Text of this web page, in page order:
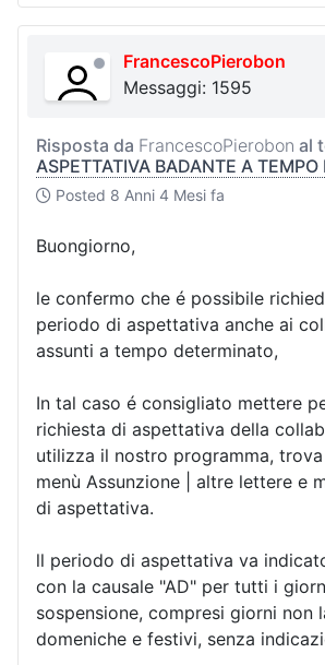
FrancescoPierobon
Messaggi: 1595
Risposta da FrancescoPierobon al
ASPETTATIVA BADANTE A TEMPO
Posted 8 Anni 4 Mesi fa
Buongiorno,
le confermo che é possibile
periodo di aspettativa anche ai
assunti a tempo determinato,
In tal caso é consigliato mettere
richiesta di aspettativa della
utilizza il nostro programma,
menù Assunzione | altre lettere e
di aspettativa.
ll periodo di aspettativa va
con la causale "AD" per tutti i
sospensione, compresi giorni non
domeniche e festivi, senza